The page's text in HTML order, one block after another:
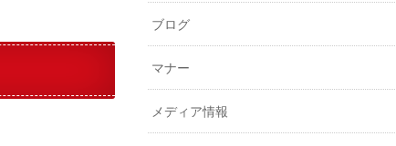
ブログ
マナー
メディア情報